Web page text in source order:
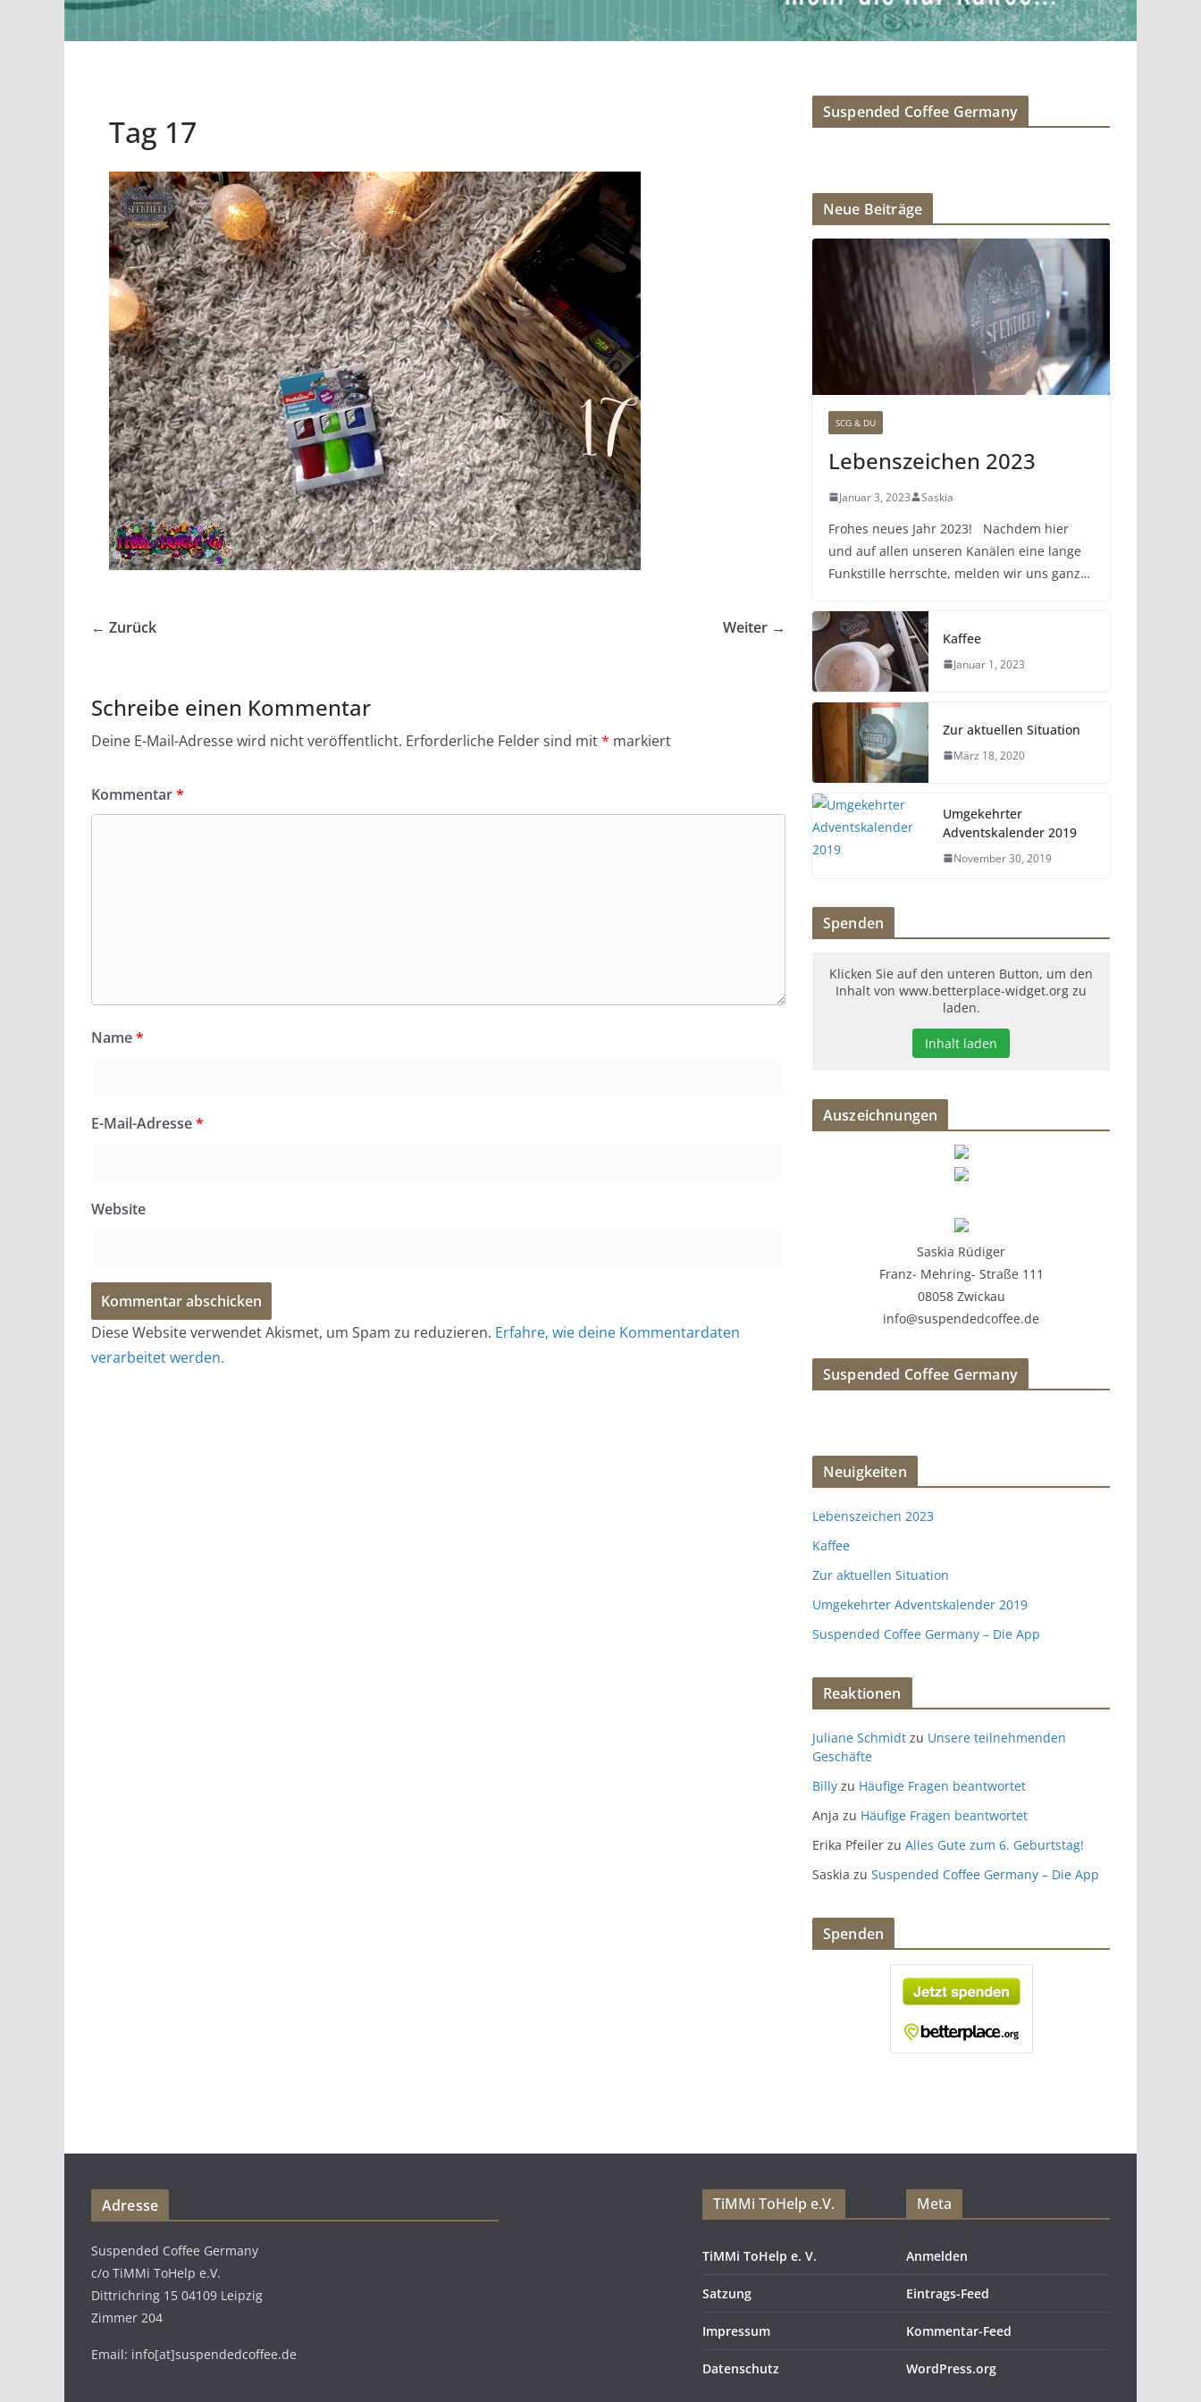
Tag 17
← Zurück Weiter →
Schreibe einen Kommentar
Deine E-Mail-Adresse wird nicht veröffentlicht. Erforderliche Felder sind mit* markiert
Kommentar*
Name*
E-Mail-Adresse*
Website
Diese Website verwendet Akismet, um Spam zu reduzieren. Erfahre, wie deine Kommentardaten
verarbeitet werden.
Suspended Coffee Germany
Neue Beiträge
SCG & DU
Lebenszeichen 2023
Januar 3, 2023 Saskia
Frohes neues Jahr 2023! Nachdem hier
und auf allen unseren Kanälen eine lange
Funkstille herrschte, melden wir uns ganz…
Kaffee
Januar 1, 2023
Zur aktuellen Situation
März 18, 2020
Umgekehrter
Adventskalender 2019
November 30, 2019
Spenden
Klicken Sie auf den unteren Button, um den
Inhalt von www.betterplace-widget.org zu
laden.
Inhalt laden
Auszeichnungen
Saskia Rüdiger
Franz- Mehring- Straße 111
08058 Zwickau
info@suspendedcoffee.de
Suspended Coffee Germany
Neuigkeiten
Lebenszeichen 2023
Kaffee
Zur aktuellen Situation
Umgekehrter Adventskalender 2019
Suspended Coffee Germany – Die App
Reaktionen
Juliane Schmidt zu Unsere teilnehmenden
Geschäfte
Billy zu Häufige Fragen beantwortet
Anja zu Häufige Fragen beantwortet
Erika Pfeiler zu Alles Gute zum 6. Geburtstag!
Saskia zu Suspended Coffee Germany – Die App
Spenden
Adresse
Suspended Coffee Germany
c/o TiMMi ToHelp e.V.
Dittrichring 15 04109 Leipzig
Zimmer 204
Email: info[at]suspendedcoffee.de
TiMMi ToHelp e.V.
TiMMi ToHelp e. V.
Satzung
Impressum
Datenschutz
Meta
Anmelden
Eintrags-Feed
Kommentar-Feed
WordPress.org